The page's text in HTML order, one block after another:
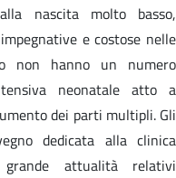
nascita molto basso,
e costose nelle
non hanno un numero
neonatale atto a
dei parti multipli. Gli
dedicata alla clinica
attualità relativi